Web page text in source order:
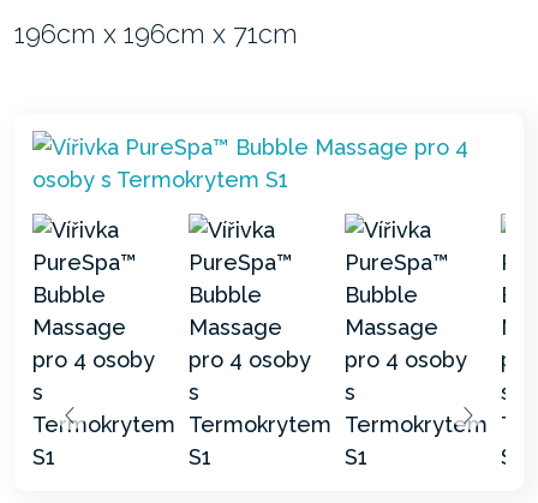
196cm x 196cm x 71cm